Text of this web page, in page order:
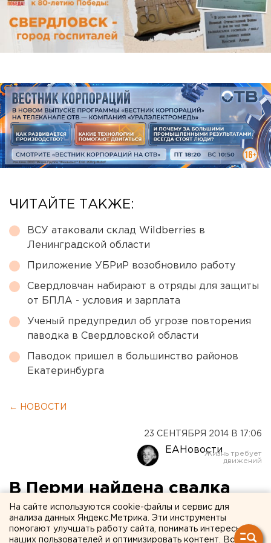
ЧИТАЙТЕ ТАКЖЕ:
ВСУ атаковали склад Wildberries в
Ленинградской области
Приложение УБРиР возобновило работу
Свердловчан набирают в отряды для защиты
от БПЛА - условия и зарплата
Ученый предупредил об угрозе повторения
паводка в Свердловской области
Паводок пришел в большинство районов
Екатеринбурга
← НОВОСТИ
23 СЕНТЯБРЯ 2014 В 17:06
ЕАНовости
В Перми найдена свалка
медицинских отходов
На месте работает полиция.
На сайте используются cookie-файлы и сервис для
анализа данных Яндекс.Метрика. Эти инструменты
помогают улучшать работу сайта, понимать интересы
наших пользователей и оптимизировать контент. Вся